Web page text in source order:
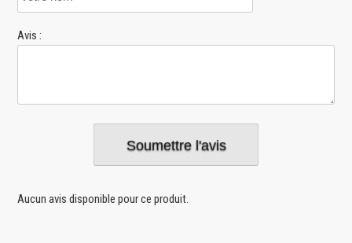
Avis :
Aucun avis disponible pour ce produit.